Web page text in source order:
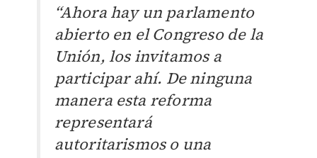
“Ahora hay un parlamento
abierto en el Congreso de la
Unión, los invitamos a
participar ahí. De ninguna
manera esta reforma
representará
autoritarismos o una